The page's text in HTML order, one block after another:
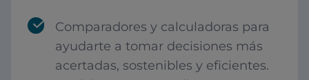
Comparadores y calculadoras para
ayudarte a tomar decisiones más
acertadas, sostenibles y eficientes.